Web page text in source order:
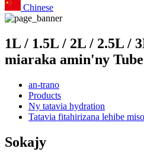
Chinese
1L / 1.5L / 2L / 2.5L /
miaraka amin'ny Tube
an-trano
Products
Ny tatavia hydration
Tatavia fitahirizana lehibe
Sokajy